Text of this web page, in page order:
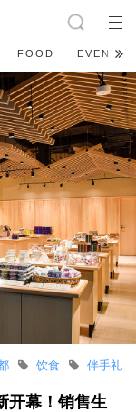
FOOD EVENT
伴手礼
饮食
开幕！销售生